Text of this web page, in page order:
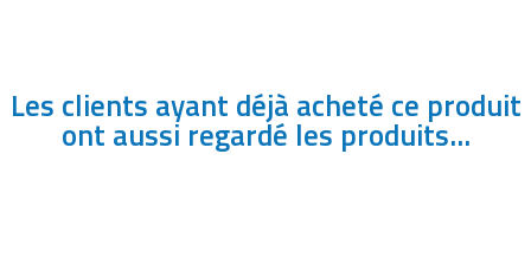
Les clients ayant déjà acheté ce produit
ont aussi regardé les produits...